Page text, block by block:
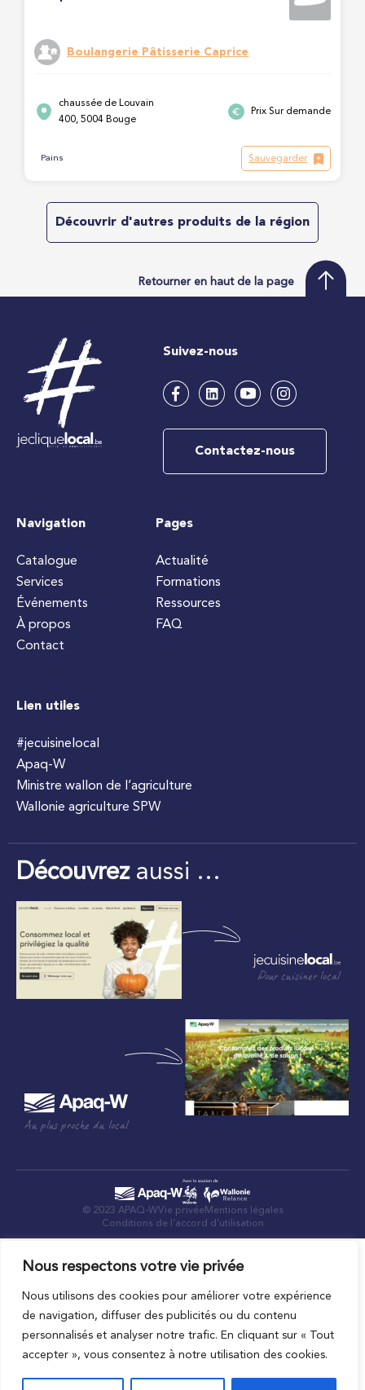
Nous respectons votre vie privée
Nous utilisons des cookies pour améliorer votre expérience
de navigation, diffuser des publicités ou du contenu
personnalisés et analyser notre trafic. En cliquant sur « Tout
accepter », vous consentez à notre utilisation des cookies.
Boulangerie Pâtisserie Caprice
chaussée de Louvain
400, 5004 Bouge
Prix Sur demande
Pains Sauvegarder
Découvrir d'autres produits de la région
Retourner en haut de la page
Suivez-nous
Contactez-nous
Navigation
Catalogue
Services
Événements
À propos
Contact
Pages
Actualité
Formations
Ressources
FAQ
Lien utiles
#jecuisinelocal
Apaq-W
Ministre wallon de l’agriculture
Wallonie agriculture SPW
Découvrezaussi …
Pour cuisiner local
Au plus proche du local
© 2023 APAQ-WVie privée Mentions légales
Conditions de l’accord d’utilisation